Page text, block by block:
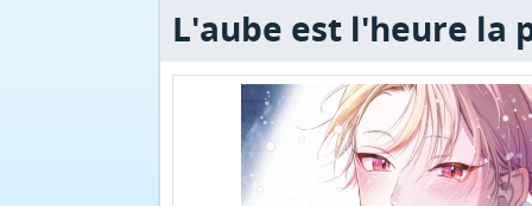
L'aube est l'heure la